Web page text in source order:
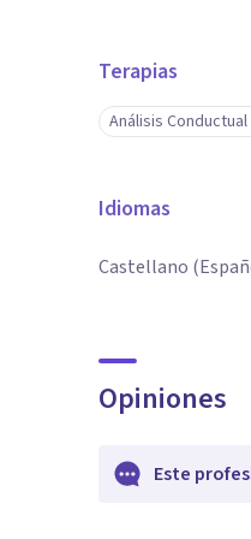
Terapias
Análisis
Idiomas
Castellano
Opiniones
Este